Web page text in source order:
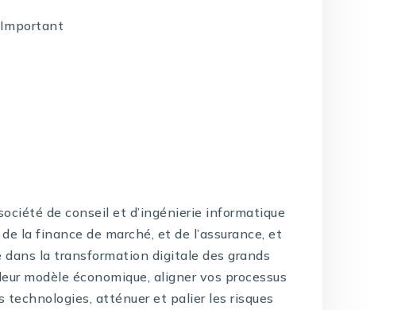
de conseil et d’ingénierie informatique
la finance de marché, et de l’assurance, et
dans la transformation digitale des grands
modèle économique, aligner vos processus
atténuer et palier les risques